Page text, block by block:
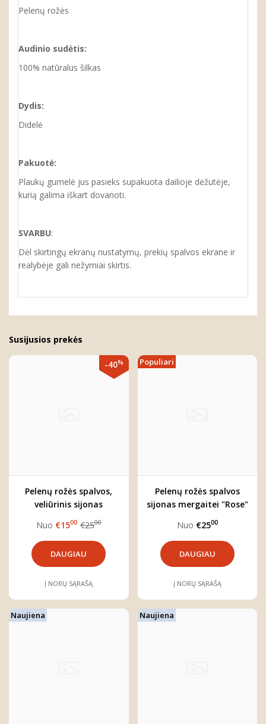
Pelenų rožės
Audinio sudėtis:
100% natūralus šilkas
Dydis:
Didelė
Pakuotė:
Plaukų gumelė jus pasieks supakuota dailioje dėžutėje,
kurią galima iškart dovanoti.
SVARBU:
Dėl skirtingų ekranų nustatymų, prekių spalvos ekrane ir
realybėje gali nežymiai skirtis.
Susijusios prekės
-40%
Pelenų rožės spalvos,
veliūrinis sijonas
Nuo €1500 €2500
DAUGIAU
Į NORŲ SĄRAŠĄ
Populiari
Pelenų rožės spalvos
sijonas mergaitei "Rose"
Nuo €2500
DAUGIAU
Į NORŲ SĄRAŠĄ
Naujiena Naujiena